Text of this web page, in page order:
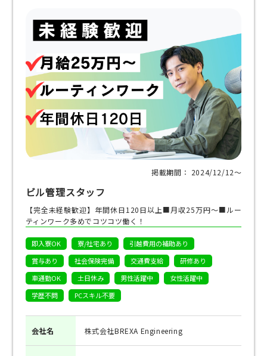
掲載期間： 2024/12/12〜
ビル管理スタッフ
【完全未経験歓迎】年間休日120日以上■月収25万円～■ルー
ティンワーク多めでコツコツ働く！
即入寮OK 寮/社宅あり
引越費用の補助あり
賞与あり
社会保険完備 交通費支給
研修あり
車通勤OK
土日休み 男性活躍中
女性活躍中
学歴不問
PCスキル不要
会社名 株式会社BREXA Engineering